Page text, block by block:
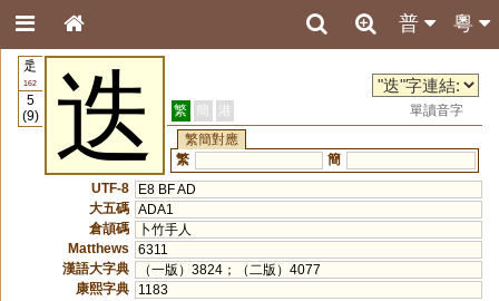
粵
普
辵
162
5
(9)
迭 繁 簡 港
單讀音字
繁簡對應
繁
簡
UTF-8
E8 BF AD
大五碼 ADA1
倉頡碼
卜竹手人
Matthews
6311
漢語大字典
（一版）3824；（二版）4077
康熙字典
1183